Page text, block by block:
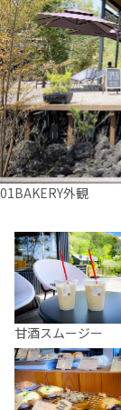
01BAKERY外観
甘酒スムージー